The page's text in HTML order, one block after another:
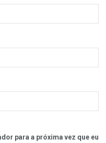
para a próxima vez que eu